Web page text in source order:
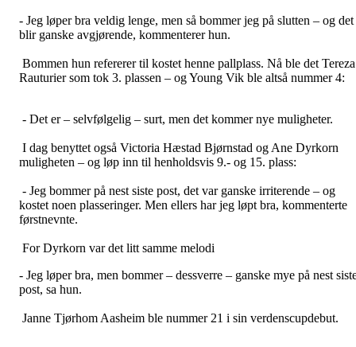
- Jeg løper bra veldig lenge, men så bommer jeg på slutten – og det
blir ganske avgjørende, kommenterer hun.
Bommen hun refererer til kostet henne pallplass. Nå ble det Tereza
Rauturier som tok 3. plassen – og Young Vik ble altså nummer 4:
- Det er – selvfølgelig – surt, men det kommer nye muligheter.
I dag benyttet også Victoria Hæstad Bjørnstad og Ane Dyrkorn
muligheten – og løp inn til henholdsvis 9.- og 15. plass:
- Jeg bommer på nest siste post, det var ganske irriterende – og
kostet noen plasseringer. Men ellers har jeg løpt bra, kommenterte
førstnevnte.
For Dyrkorn var det litt samme melodi
- Jeg løper bra, men bommer – dessverre – ganske mye på nest
post, sa hun.
Janne Tjørhom Aasheim ble nummer 21 i sin verdenscupdebut.